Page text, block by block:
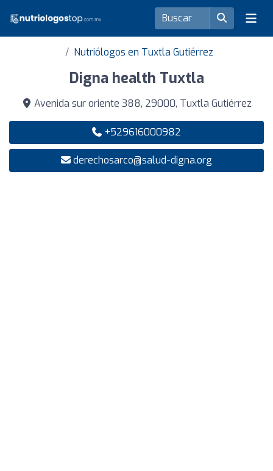
Nutriólogos en Tuxtla Gutiérrez
Digna health Tuxtla
Avenida sur oriente 388, 29000, Tuxtla Gutiérrez
+529616000982
derechosarco@salud-digna.org